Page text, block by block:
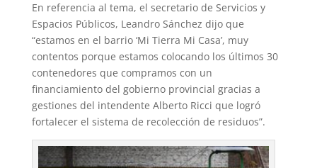
En referencia al tema, el secretario de Servicios y
Espacios Públicos, Leandro Sánchez dijo que
“estamos en el barrio ‘Mi Tierra Mi Casa’, muy
contentos porque estamos colocando los últimos 30
contenedores que compramos con un
financiamiento del gobierno provincial gracias a
gestiones del intendente Alberto Ricci que logró
fortalecer el sistema de recolección de residuos”.